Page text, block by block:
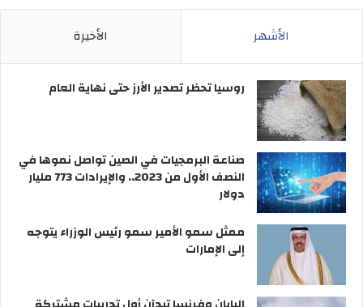
فريق القادسية لكرة القدم
الأشهر الأخيرة
روسيا تحظر تصدير الأرز حتى نهاية العام
صناعة البرمجيات في الصين تواصل نموها في
النصف الأول من 2023.. والإيرادات 773 مليار
دولار
ممثل سمو الأمير سمو رئيس الوزراء يتوجه
إلى الإمارات